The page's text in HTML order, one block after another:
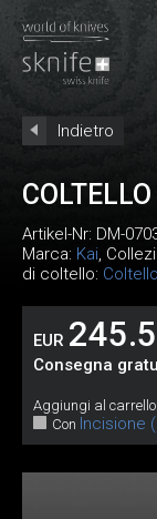
Indietro
Artikel-Nr: DM-
Marca: Kai,
di coltello:
EUR
Consegna
Aggiungi al carrello:
Con Incisione